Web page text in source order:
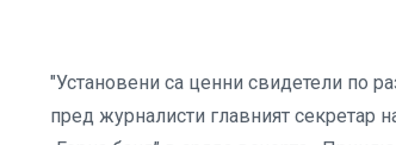
"Установени са ценни свидетели по
пред журналисти главният